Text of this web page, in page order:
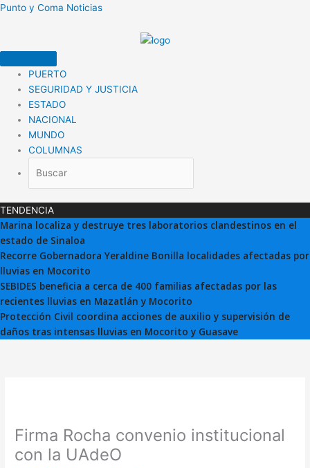
Ir
Punto y Coma Noticias
PUERTO
SEGURIDAD Y JUSTICIA
ESTADO
NACIONAL
MUNDO
COLUMNAS
TENDENCIA
Marina localiza y destruye tres laboratorios clandestinos en el
estado de Sinaloa
Recorre Gobernadora Yeraldine Bonilla localidades afectadas por
lluvias en Mocorito
SEBIDES beneficia a cerca de 400 familias afectadas por las
recientes lluvias en Mazatlán y Mocorito
Protección Civil coordina acciones de auxilio y supervisión de
daños tras intensas lluvias en Mocorito y Guasave
Firma Rocha convenio institucional
con la UAdeO